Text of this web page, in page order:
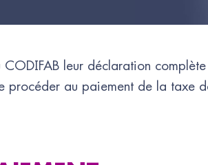
CODIFAB leur déclaration
procéder au paiement de la taxe